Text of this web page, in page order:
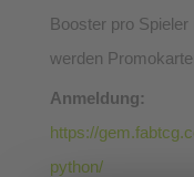
Booster pro
werden
Anmeldung:
https://
python/